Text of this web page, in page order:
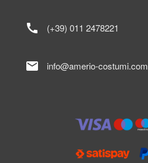
call (+39) 011 2478221
mail info@amerio-costumi.com